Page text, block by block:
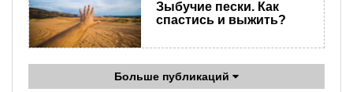
Зыбучие пески. Как
спастись и выжить?
Больше публикаций